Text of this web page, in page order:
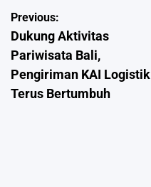
Post
navigation
Previous:
Dukung Aktivitas
Pariwisata Bali,
Pengiriman KAI Logistik
Terus Bertumbuh